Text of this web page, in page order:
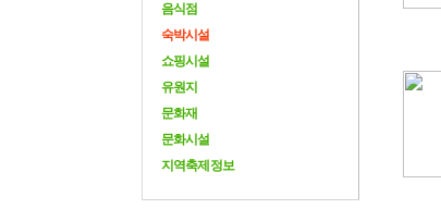
음식점
숙박시설
쇼핑시설
유원지
문화재
문화시설
지역축제정보